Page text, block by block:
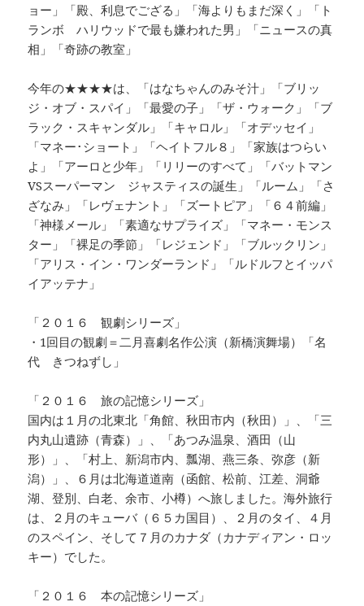
ョー」「殿、利息でござる」「海よりもまだ深く」「ト
ランボ ハリウッドで最も嫌われた男」「ニュースの真
相」「奇跡の教室」
今年の★★★★は、「はなちゃんのみそ汁」「ブリッ
ジ・オブ・スパイ」「最愛の子」「ザ・ウォーク」「ブ
ラック・スキャンダル」「キャロル」「オデッセイ」
「マネー･ショート」「ヘイトフル８」「家族はつらい
よ」「アーロと少年」「リリーのすべて」「バットマン
VSスーパーマン ジャスティスの誕生」「ルーム」「さ
ざなみ」「レヴェナント」「ズートピア」「６４前編」
「神様メール」「素適なサプライズ」「マネー・モンス
ター」「裸足の季節」「レジェンド」「ブルックリン」
「アリス・イン・ワンダーランド」「ルドルフとイッパ
イアッテナ」
「２０１６ 観劇シリーズ」
・1回目の観劇＝二月喜劇名作公演（新橋演舞場）「名
代 きつねずし」
「２０１６ 旅の記憶シリーズ」
国内は１月の北東北「角館、秋田市内（秋田）」、「三
内丸山遺跡（青森）」、「あつみ温泉、酒田（山
形）」、「村上、新潟市内、瓢湖、燕三条、弥彦（新
潟）」、６月は北海道道南（函館、松前、江差、洞爺
湖、登別、白老、余市、小樽）へ旅しました。海外旅行
は、２月のキューバ（６５カ国目）、２月のタイ、４月
のスペイン、そして７月のカナダ（カナディアン・ロッ
キー）でした。
「２０１６ 本の記憶シリーズ」